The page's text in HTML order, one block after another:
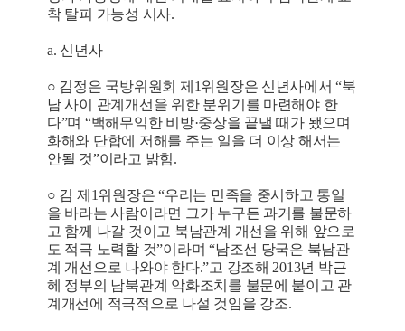
착 탈피 가능성 시사.
a. 신년사
○ 김정은 국방위원회 제1위원장은 신년사에서 “북
남 사이 관계개선을 위한 분위기를 마련해야 한
다”며 “백해무익한 비방·중상을 끝낼 때가 됐으며
화해와 단합에 저해를 주는 일을 더 이상 해서는
안될 것”이라고 밝힘.
○ 김 제1위원장은 “우리는 민족을 중시하고 통일
을 바라는 사람이라면 그가 누구든 과거를 불문하
고 함께 나갈 것이고 북남관계 개선을 위해 앞으로
도 적극 노력할 것”이라며 “남조선 당국은 북남관
계 개선으로 나와야 한다.”고 강조해 2013년 박근
혜 정부의 남북관계 악화조치를 불문에 붙이고 관
계개선에 적극적으로 나설 것임을 강조.